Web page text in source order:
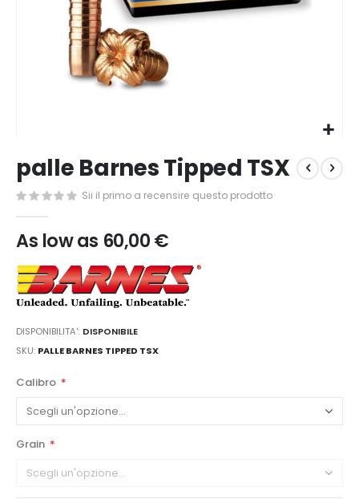
all'inizio
della
galleria
di
immagini
palle Barnes Tipped TSX
Sii il primo a recensire questo prodotto
As low as 60,00 €
DISPONIBILITA': DISPONIBILE
SKU PALLE BARNES TIPPED TSX
Calibro
Grain